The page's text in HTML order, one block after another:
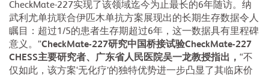
CheckMate-227实现了该领域迄今为止最长的6年随访。纳
武利尤单抗联合伊匹木单抗方案展现出的长期生存数据令人
瞩目：超过1/5的患者生存期超过6年，这一数据具有里程碑
意义。”CheckMate-227研究中国桥接试验CheckMate-227
CHESS主要研究者、广东省人民医院吴一龙教授指出， “不
仅如此，该方案‘无化疗’的独特优势进一步凸显了其临床价